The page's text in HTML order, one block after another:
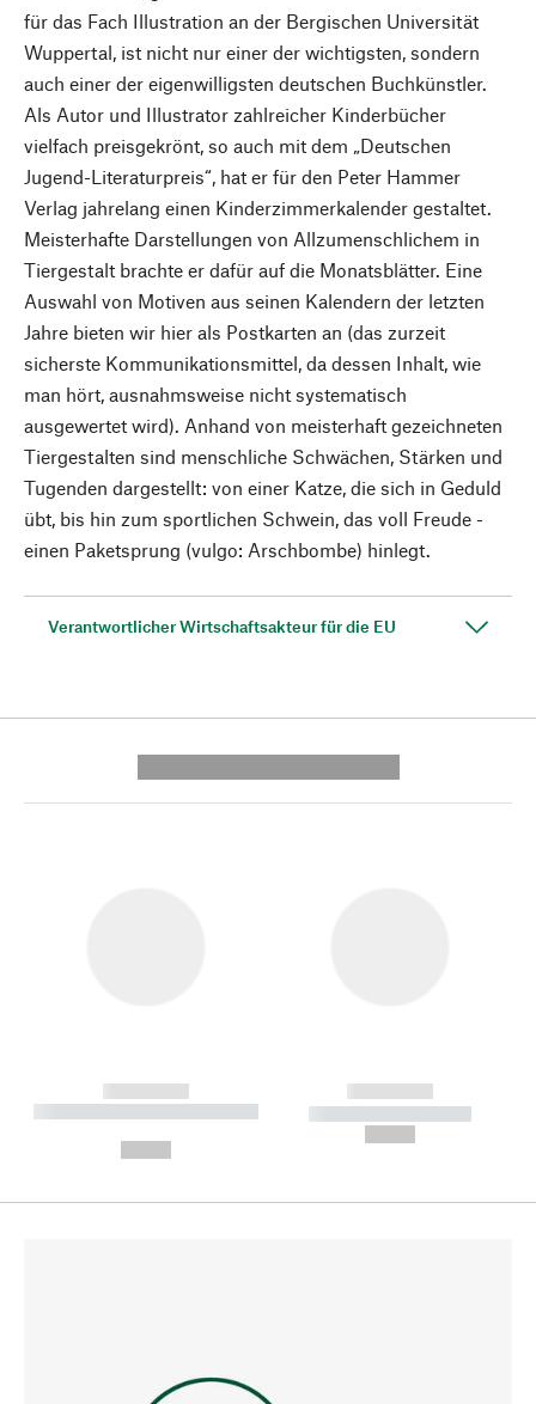
für das Fach Illustration an der Bergischen Universität
Wuppertal, ist nicht nur einer der wichtigsten, sondern
auch einer der eigenwilligsten deutschen Buchkünstler.
Als Autor und Illustrator zahlreicher Kinderbücher
vielfach preisgekrönt, so auch mit dem „Deutschen
Jugend-Literaturpreis“, hat er für den Peter Hammer
Verlag jahrelang ­einen Kinderzimmerkalender gestaltet.
Meister­hafte Darstellungen von Allzumenschlichem in
Tiergestalt brachte er dafür auf die Monatsblätter. Eine
Auswahl von Motiven aus seinen Kalendern der letzten
Jahre bieten wir hier als Postkarten an (das zurzeit
sicherste Kommuni­kationsmittel, da dessen ­Inhalt, wie
man hört, ausnahmsweise nicht sys­tematisch
ausgewertet wird). Anhand von meisterhaft gezeichneten
Tiergestalten sind menschliche Schwächen, Stärken und
Tugenden dargestellt: von einer Katze, die sich in Geduld
übt, bis hin zum sportlichen Schwein, das voll Freude ­
einen Paketsprung ­(vulgo: Arschbombe) hinlegt.
Verantwortlicher Wirtschaftsakteur für die EU
------------
----------- ----------- --------
------------
----------- -----------